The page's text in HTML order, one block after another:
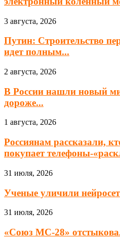
3 августа, 2026
Путин: Строительство
идет полным...
2 августа, 2026
В России нашли новый
дороже...
1 августа, 2026
Россиянам рассказали,
покупает телефоны-
31 июля, 2026
Ученые уличили
31 июля, 2026
«Союз МС-28»